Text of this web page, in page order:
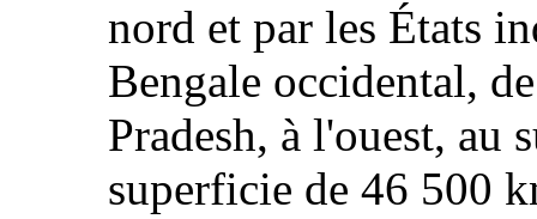
nord et par les États
Bengale occidental,
Pradesh, à l'ouest, au
superficie de 46 500